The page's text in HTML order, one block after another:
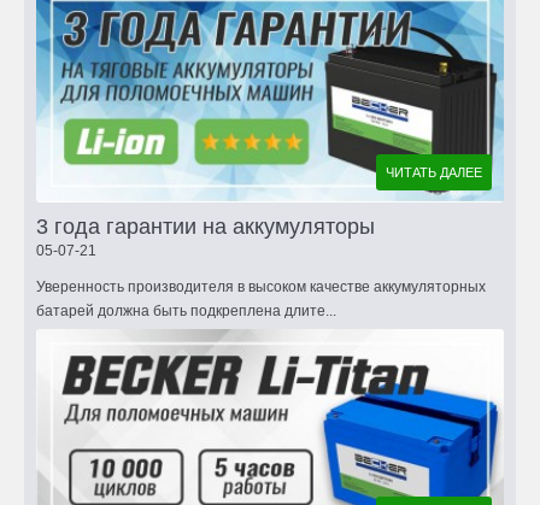
ЧИТАТЬ ДАЛЕЕ
3 года гарантии на аккумуляторы
05-07-21
Уверенность производителя в высоком качестве аккумуляторных
батарей должна быть подкреплена длите...